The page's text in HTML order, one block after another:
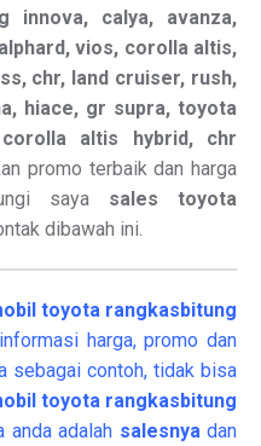
innova, calya, avanza,
vios, corolla altis,
chr, land cruiser, rush,
hiace, gr supra, toyota
altis hybrid, chr
promo terbaik dan harga
saya sales toyota
dibawah ini.
toyota rangkasbitung
harga, promo dan
sebagai contoh, tidak bisa
toyota rangkasbitung
anda adalah salesnyadan